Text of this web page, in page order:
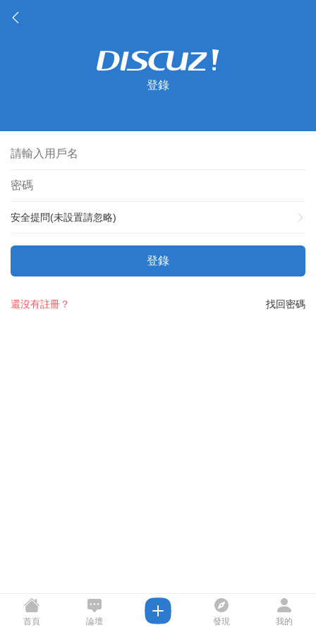
登錄
安全提問(未設置請忽略)
登錄
找回密碼
還沒有註冊？
首頁 論壇 發現 我的